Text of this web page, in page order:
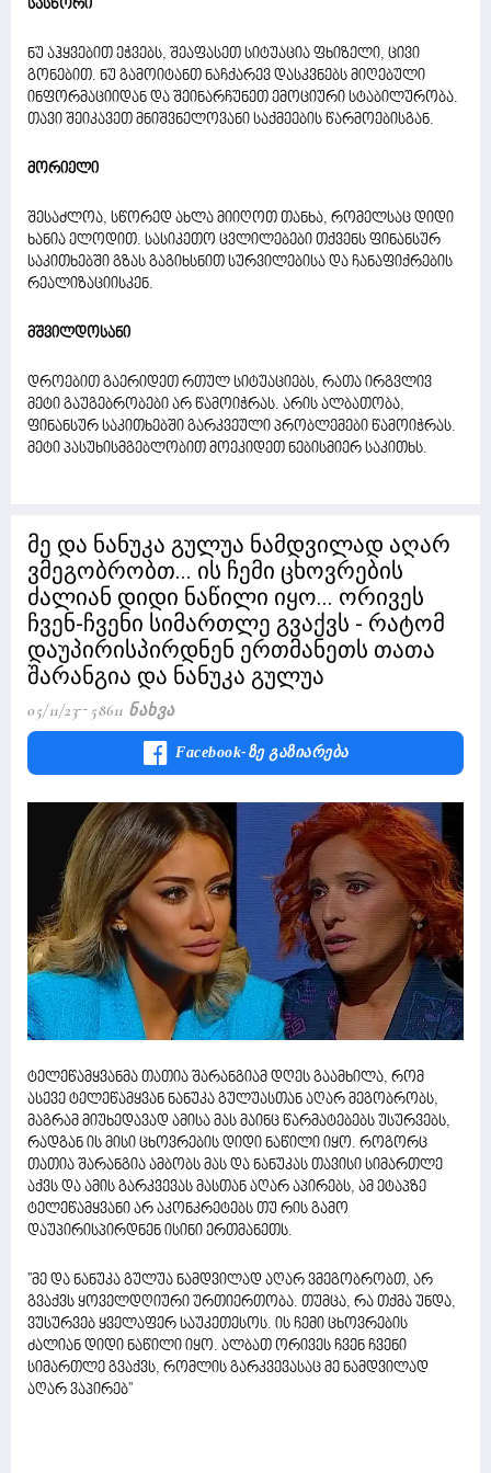
სასწორი
ნუ აჰყვებით ეჭვებს, შეაფასეთ სიტუაცია ფხიზელი, ცივი
გონებით. ნუ გამოიტანთ ნაჩქარევ დასკვნებს მიღებული
ინფორმაციიდან და შეინარჩუნეთ ემოციური სტაბილურობა.
თავი შეიკავეთ მნიშვნელოვანი საქმეების წარმოებისგან.
მორიელი
შესაძლოა, სწორედ ახლა მიიღოთ თანხა, რომელსაც დიდი
ხანია ელოდით. სასიკეთო ცვლილებები თქვენს ფინანსურ
საკითხებში გზას გაგიხსნით სურვილებისა და ჩანაფიქრების
რეალიზაციისკენ.
მშვილდოსანი
დროებით გაერიდეთ რთულ სიტუაციებს, რათა ირგვლივ
მეტი გაუგებრობები არ წამოიჭრას. არის ალბათობა,
ფინანსურ საკითხებში გარკვეული პრობლემები წამოიჭრას.
მეტი პასუხისმგებლობით მოეკიდეთ ნებისმიერ საკითხს.
მე და ნანუკა გულუა ნამდვილად აღარ
ვმეგობრობთ... ის ჩემი ცხოვრების
ძალიან დიდი ნაწილი იყო... ორივეს
ჩვენ-ჩვენი სიმართლე გვაქვს - რატომ
დაუპირისპირდნენ ერთმანეთს თათა
შარანგია და ნანუკა გულუა
05/11/23 58611 Ნახვა
Facebook-Ზე Გაზიარება
ტელეწამყვანმა თათია შარანგიამ დღეს გაამხილა, რომ
ასევე ტელეწამყვან ნანუკა გულუასთან აღარ მეგობრობს,
მაგრამ მიუხედავად ამისა მას მაინც წარმატებებს უსურვებს,
რადგან ის მისი ცხოვრების დიდი ნაწილი იყო. როგორც
თათია შარანგია ამბობს მას და ნანუკას თავისი სიმართლე
აქვს და ამის გარკვევას მასთან აღარ აპირებს, ამ ეტაპზე
ტელეწამყვანი არ აკონკრეტებს თუ რის გამო
დაუპირისპირდნენ ისინი ერთმანეთს.
''მე და ნანუკა გულუა ნამდვილად აღარ ვმეგობრობთ, არ
გვაქვს ყოველდღიური ურთიერთობა. თუმცა, რა თქმა უნდა,
ვუსურვებ ყველაფერ საუკეთესოს. ის ჩემი ცხოვრების
ძალიან დიდი ნაწილი იყო. ალბათ ორივეს ჩვენ ჩვენი
სიმართლე გვაქვს, რომლის გარკვევასაც მე ნამდვილად
აღარ ვაპირებ''